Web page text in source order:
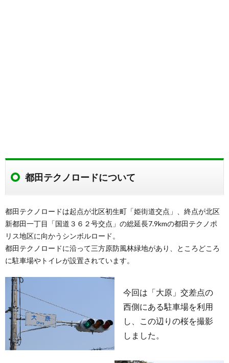
都田テクノロードについて
都田テクノロードは起点が北区初生町「姫街道交点」、終点が北区
新都田一丁目「国道３６２号交点」の総延長7.9kmの都田テクノポ
リス地区に向かうシンボルロード。
都田テクノロードに沿って三方原防風林緑地があり、ところどころ
に駐車場やトイレが設置されています。
今回は「大原」交差点の
西側にある駐車場を利用
し、この辺りの桜を撮影
しました。